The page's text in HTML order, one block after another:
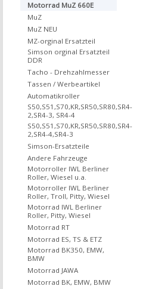
Motorrad MuZ 660E
MuZ
MuZ NEU
MZ-orginal Ersatzteil
Simson orginal Ersatzteil
DDR
Tacho - Drehzahlmesser
Tassen / Werbeartikel
Automatikroller
S50,S51,S70,KR,SR50,SR80,SR4-
2,SR4-3, SR4-4
S50,S51,S70,KR,SR50,SR80,SR4-
2,SR4-4,SR4-3
Simson-Ersatzteile
Andere Fahrzeuge
Motorroller IWL Berliner
Roller, Wiesel u.a.
Motorroller IWL Berliner
Roller, Troll, Pitty, Wiesel
Motorrad IWL Berliner
Roller, Pitty, Wiesel
Motorrad RT
Motorrad ES, TS & ETZ
Motorrad BK350, EMW,
BMW
Motorrad JAWA
Motorrad BK, EMW, BMW